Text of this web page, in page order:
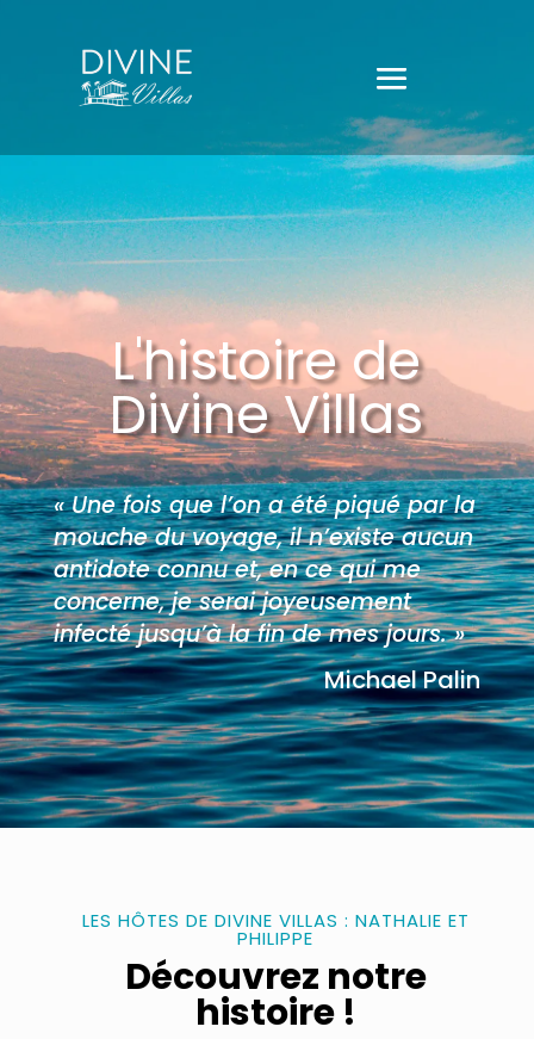
L'histoire de
Divine Villas
« Une fois que l’on a été piqué par la
mouche du voyage, il n’existe aucun
antidote connu et, en ce qui me
concerne, je serai joyeusement
infecté jusqu’à la fin de mes jours. »
Michael Palin
LES HÔTES DE DIVINE VILLAS : NATHALIE ET
PHILIPPE
Découvrez notre
histoire !